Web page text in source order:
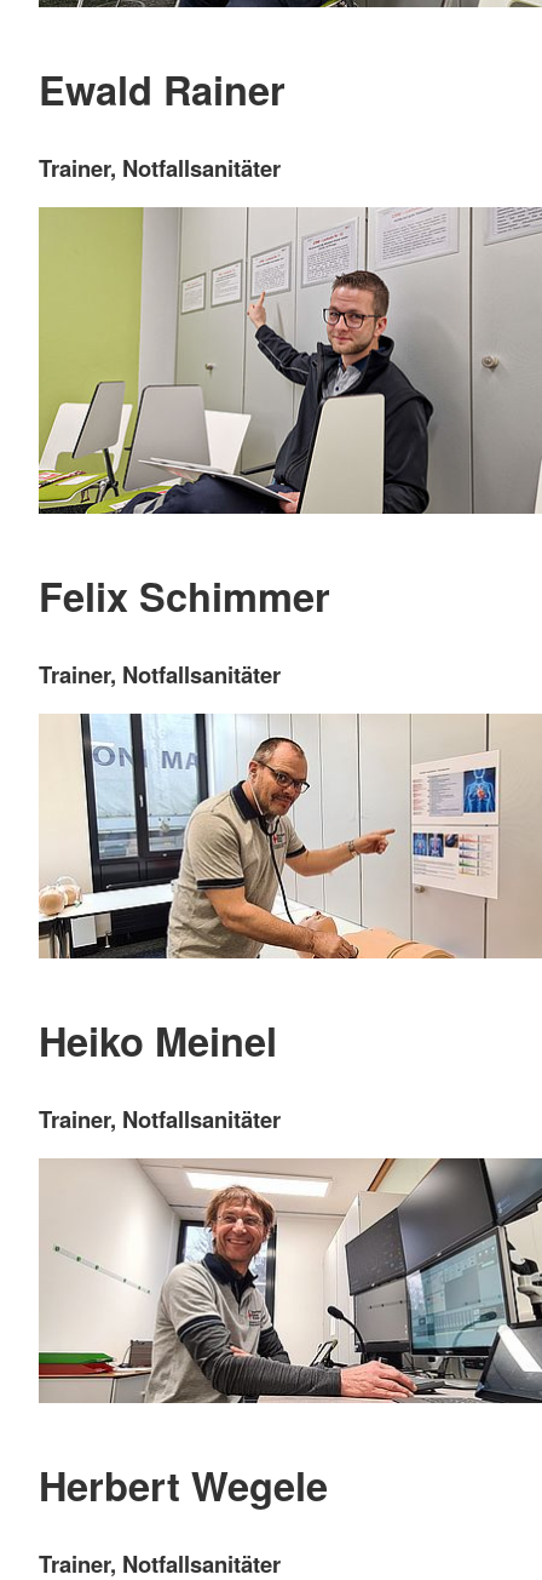
Ewald Rainer
Trainer, Notfallsanitäter
Felix Schimmer
Trainer, Notfallsanitäter
Heiko Meinel
Trainer, Notfallsanitäter
Herbert Wegele
Trainer, Notfallsanitäter